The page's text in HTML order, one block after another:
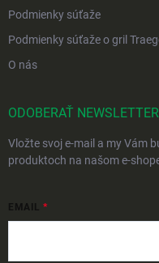
Podmienky súťaže
Podmienky súťaže o gril
O nás
ODOBERAŤ NEWSLETTER
Vložte svoj e-mail a my Vám
produktoch na našom e-
EMAIL